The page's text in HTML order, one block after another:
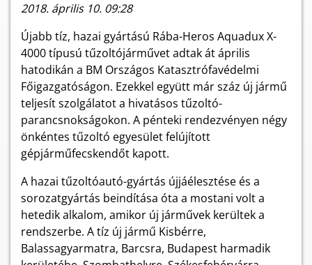
2018. április 10. 09:28
Újabb tíz, hazai gyártású Rába-Heros Aquadux X-
4000 típusú tűzoltójárművet adtak át április
hatodikán a BM Országos Katasztrófavédelmi
Főigazgatóságon. Ezekkel együtt már száz új jármű
teljesít szolgálatot a hivatásos tűzoltó-
parancsnokságokon. A pénteki rendezvényen négy
önkéntes tűzoltó egyesület felújított
gépjárműfecskendőt kapott.
A hazai tűzoltóautó-gyártás újjáélesztése és a
sorozatgyártás beindítása óta a mostani volt a
hetedik alkalom, amikor új járművek kerültek a
rendszerbe. A tíz új jármű Kisbérre,
Balassagyarmatra, Barcsra, Budapest harmadik